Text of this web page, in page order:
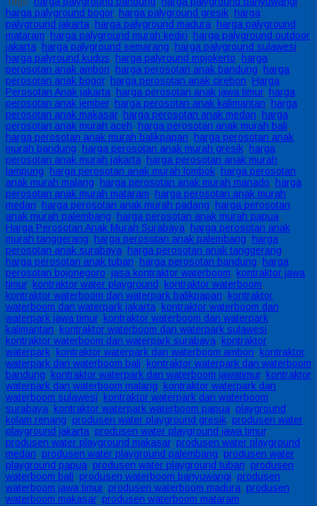
harga palyground bogor, harga palyground gresik, harga
palyground jakarta, harga palyground madura, harga palyground
mataram, harga palyground murah kediri, harga palyground outdoor
jakarta, harga palyground semarang, harga palyground sulawesi,
harga palyround kudus, harga palyround mojokerto, harga
perosotan anak ambon, harga perosotan anak bandung, harga
perosotan anak bogor, harga perosotan anak cirebon, Harga
Perosotan Anak jakarta, harga perosotan anak jawa timur, harga
perosotan anak jember, harga perosotan anak kalimantan, harga
perosotan anak makasar, harga perosotan anak medan, harga
perosotan anak murah aceh, harga perosotan anak murah bali,
harga perosotan anak murah balikpapan, harga perosotan anak
murah bandung, harga perosotan anak murah gresik, harga
perosotan anak murah jakarta, harga perosotan anak murah
lampung, harga perosotan anak murah lombok, harga perosotan
anak murah malang, harga perosotan anak murah manado, harga
perosotan anak murah mataram, harga perosotan anak murah
medan, harga perosotan anak murah padang, harga perosotan
anak murah palembang, harga perosotan anak murah papua,
Harga Perosotan Anak Murah Surabaya, harga perosotan anak
murah tanggerang, harga perosotan anak palembang, harga
perosotan anak surabaya, harga perosotan anak tanggerang,
harga perosotan anak tuban, harga perosotan bandung, harga
perosotan bojonegoro, jasa kontraktor waterboom, kontraktor jawa
timur, kontraktor water playground , kontraktor waterboom,
kontraktor waterboom dan waterpark balikpapan, kontraktor
waterboom dan waterpark jakarta, kontraktor waterboom dan
waterpark jawa timur, kontraktor waterboom dan waterpark
kalimantan, kontraktor waterboom dan waterpark sulawesi,
kontraktor waterboom dan waterpark surabaya, kontraktor
waterpark, kontraktor waterpark dan waterboom ambon, kontraktor
waterpark dan waterboom bali, kontraktor waterpark dan waterboom
bandung, kontraktor waterpark dan waterboom jawatimur, kontraktor
waterpark dan waterboom malang, kontraktor waterpark dan
waterboom sulawesi, kontraktor waterpark dan waterboom
surabaya, kontraktor waterpark waterboom papua, playground
kolam renang, produsen water playground gresik, produsen water
playground jakarta, produsen water playground jawa timur,
produsen water playground makasar, produsen water playground
medan, produsen water playground palembang, produsen water
playground papua, produsen water playground tuban, produsen
waterboom bali, produsen waterboom banyuwangi, produsen
waterboom jawa timur, produsen waterboom madura, produsen
waterboom makasar, produsen waterboom mataram